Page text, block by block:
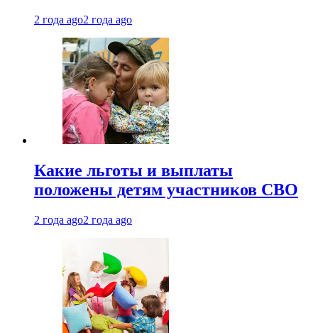
2 года ago2 года ago
Какие льготы и выплаты
положены детям участников СВО
2 года ago2 года ago